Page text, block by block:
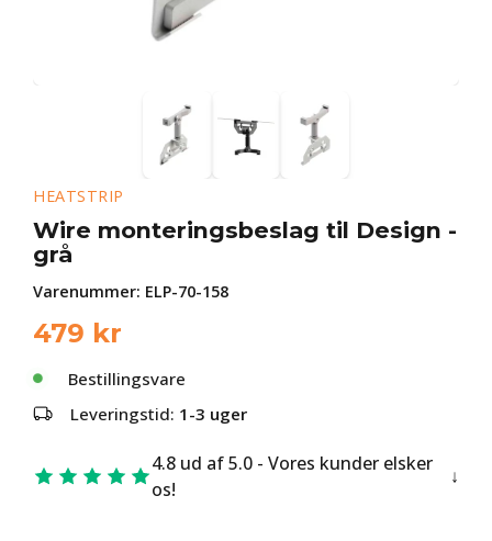
HEATSTRIP
Wire monteringsbeslag til Design -
grå
Varenummer: ELP-70-158
479 kr
Bestillingsvare
Leveringstid: 1-3 uger
4.8 ud af 5.0 - Vores kunder elsker
os!